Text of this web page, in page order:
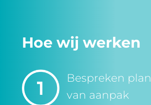
Hoe wij werken
Bespreken plan
van aanpak